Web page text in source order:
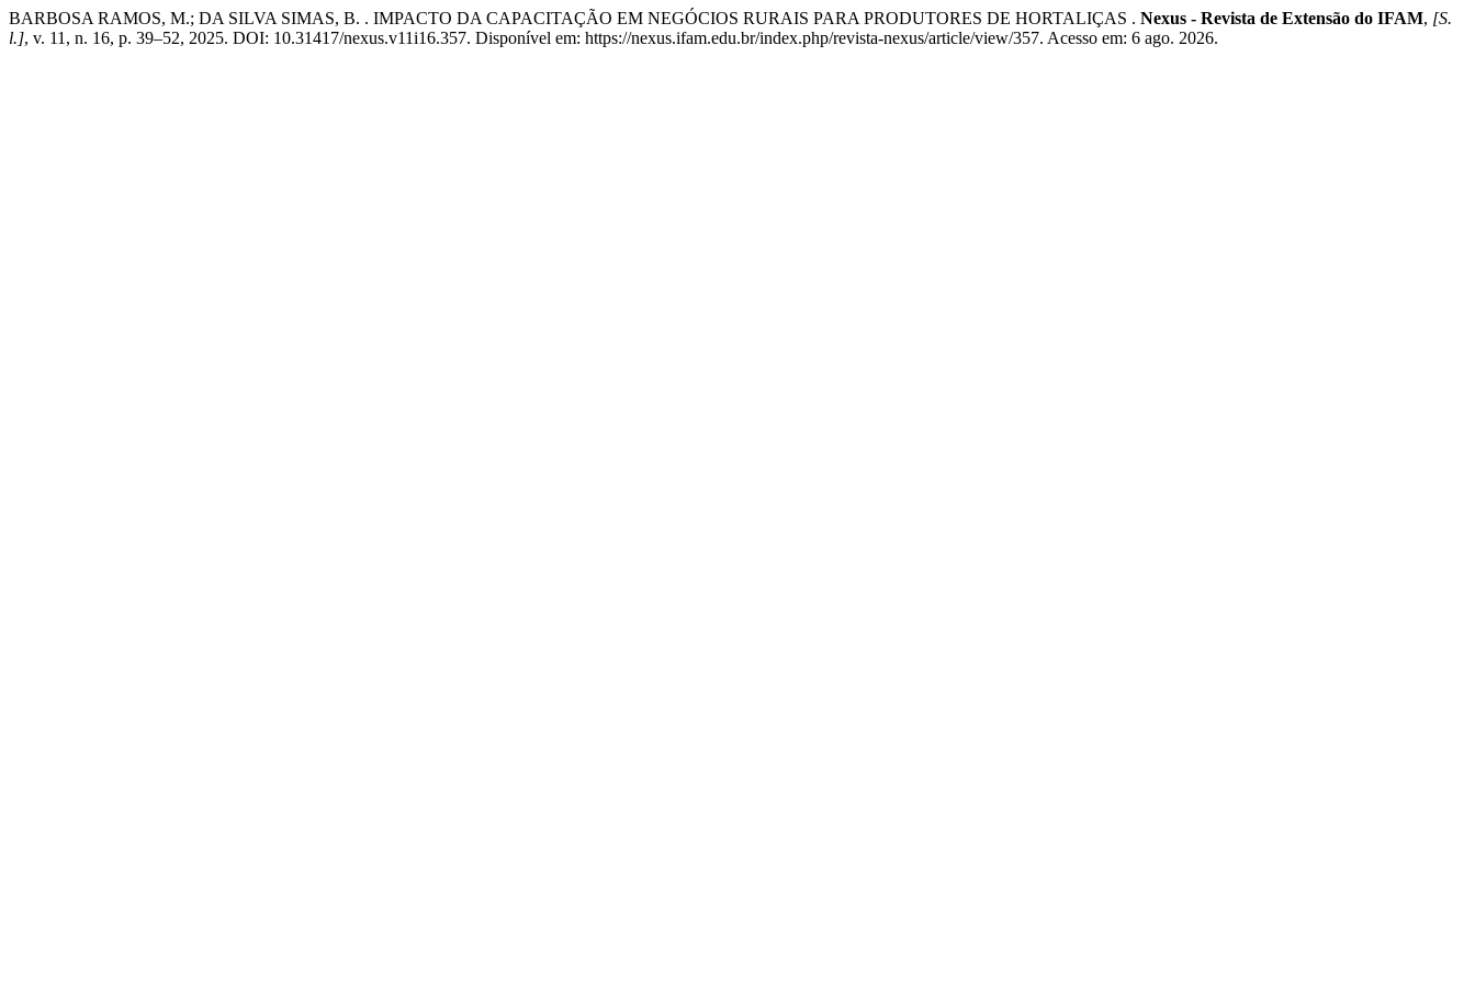
BARBOSA RAMOS, M.; DA SILVA SIMAS, B. . IMPACTO DA CAPACITAÇÃO EM NEGÓCIOS RURAIS PARA PRODUTORES DE HORTALIÇAS . Nexus - Revista de Extensão do IFAM, [S.
l.], v. 11, n. 16, p. 39–52, 2025. DOI: 10.31417/nexus.v11i16.357. Disponível em: https://nexus.ifam.edu.br/index.php/revista-nexus/article/view/357. Acesso em: 6 ago. 2026.